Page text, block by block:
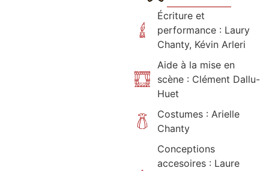
Écriture et
performance : Laury
Chanty, Kévin Arleri
Aide à la mise en
scène : Clément Dallu-
Huet
Costumes : Arielle
Chanty
Conceptions
accesoires : Laure